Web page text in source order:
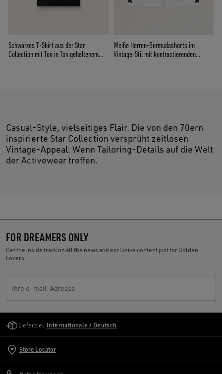
Schwarzes T-Shirt aus der Star
Collection mit Ton in Ton gehaltenem
Weiße Herren-Bermudashorts im
Vintage-Stil mit kontrastierenden
Casual-Style, vielseitiges Flair. Die von den 70ern
inspirierte Star Collection versprüht zeitlosen
Vintage-Appeal. Wenn Tailoring-Details auf die Welt
der Activewear treffen.
FOR DREAMERS ONLY
Get the inside track on all the news and exclusive content just for Golden
Lovers.
Ihre e-mail-Adresse
Lieferziel: Internationale / Deutsch
Store Locator